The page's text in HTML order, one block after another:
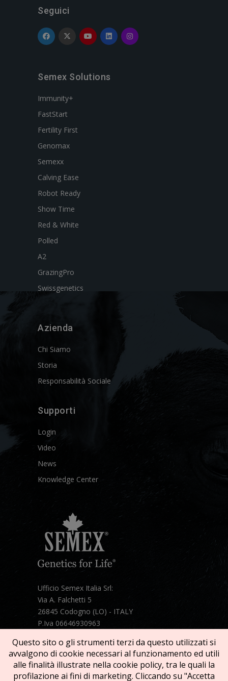
Seguici
Semex Solutions
Immunity+
FastStart
Fertility First
Genomax
Semexx
Calving Ease
Robot Ready
Show Time
Red & White
Polled
A2
GrazingPro
Swissgenetics
Azienda
Chi Siamo
Storia
Responsabilità Sociale
Supporti
Login
Video
News
Knowledge Center
Ufficio Semex Italia Srl:
Via A. Falchetti 5
26845 Codogno (LO) - ITALY
P.Iva 06646930963
Mail: semex@semexitalia.it
Guarda la mappa
Questo sito o gli strumenti terzi da questo utilizzati si
avvalgono di cookie necessari al funzionamento ed utili
alle finalità illustrate nella cookie policy, tra le quali la
profilazione ai fini di marketing. Cliccando su "Accetta